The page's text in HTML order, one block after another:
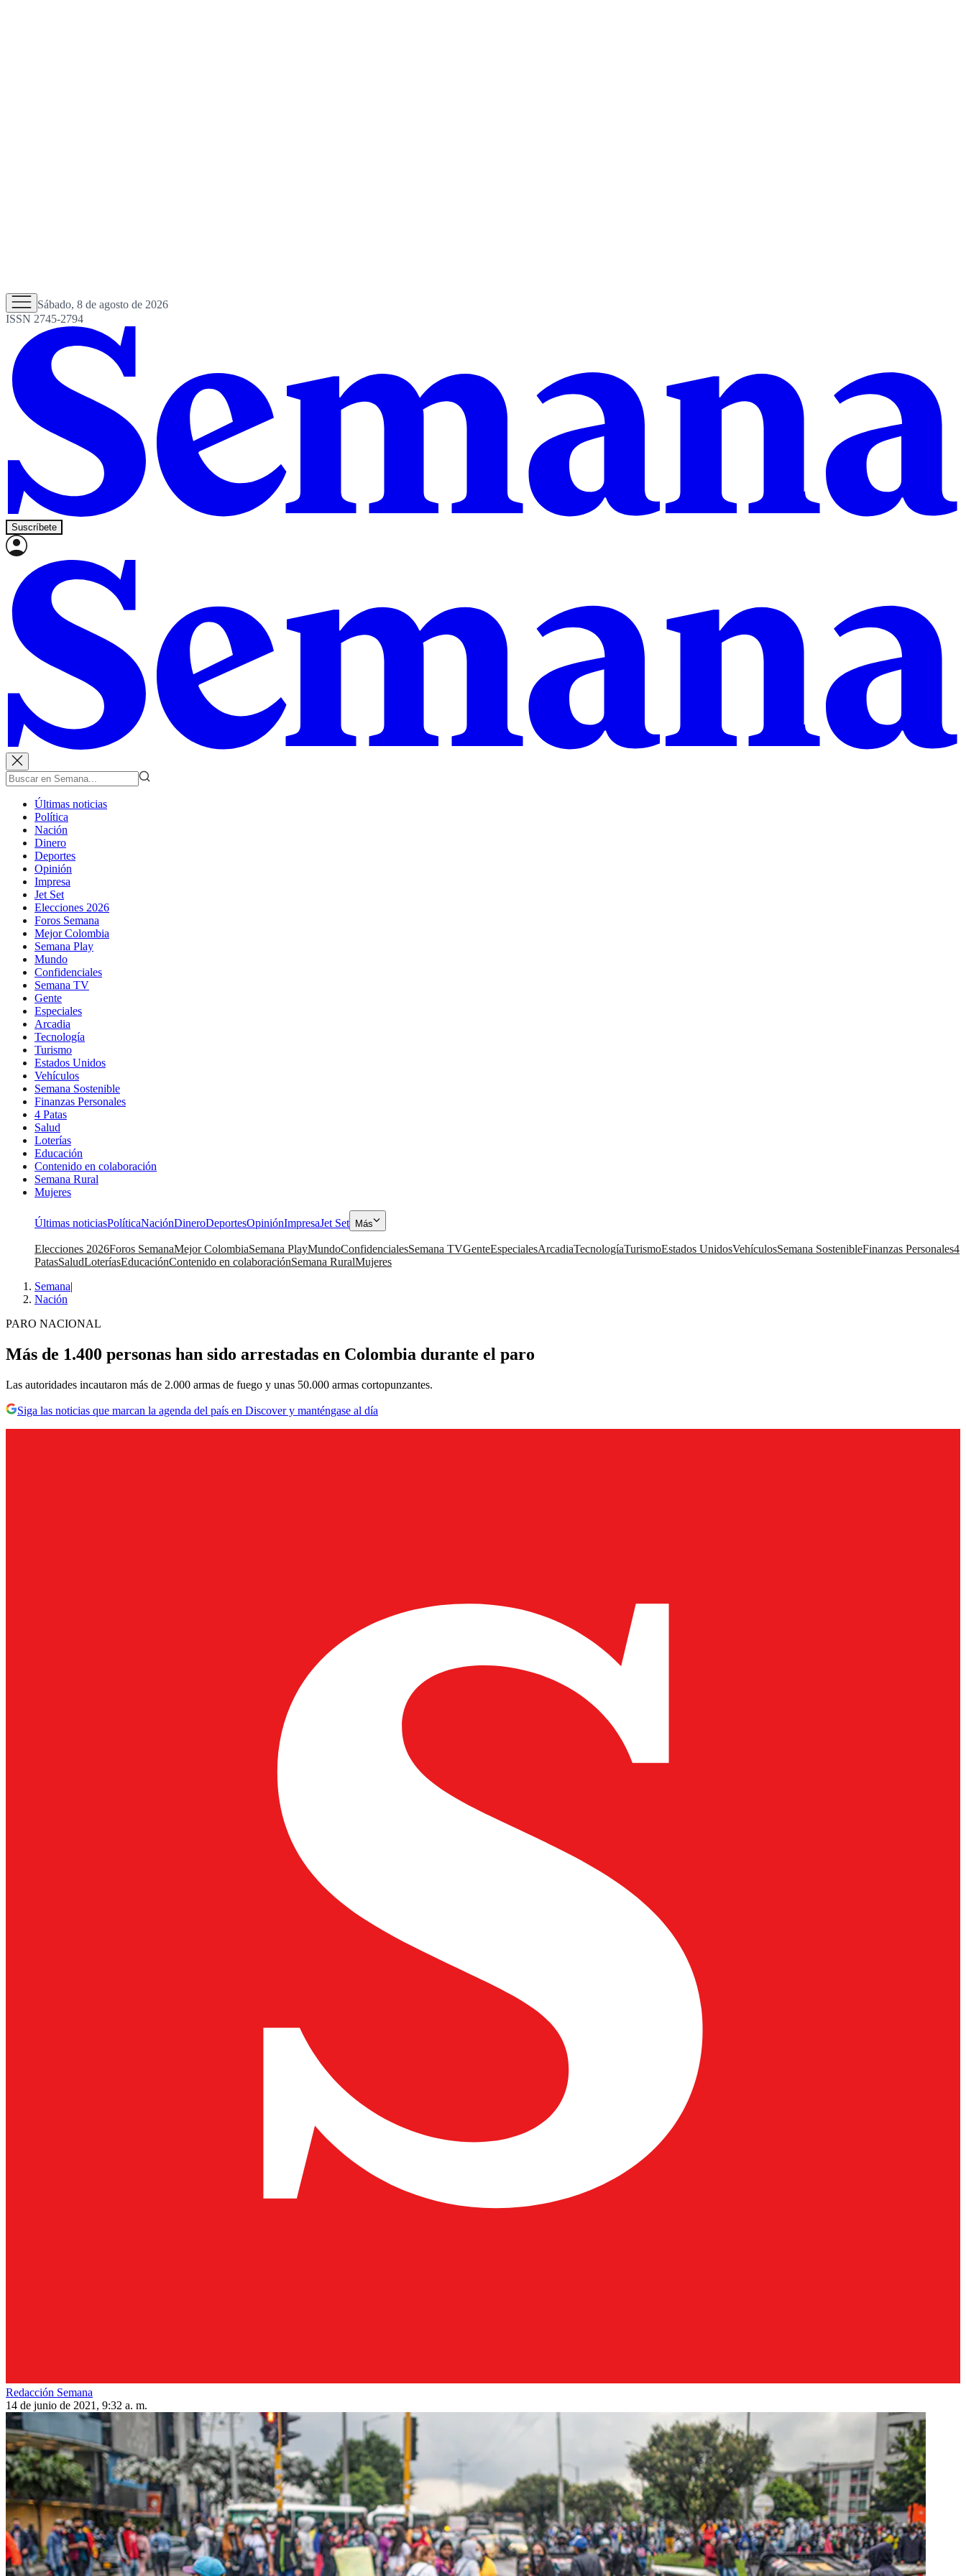
Sábado, 8 de agosto de 2026
ISSN 2745-2794
Suscríbete
Últimas noticias
Política
Nación
Dinero
Deportes
Opinión
Impresa
Jet Set
Elecciones 2026
Foros Semana
Mejor Colombia
Semana Play
Mundo
Confidenciales
Semana TV
Gente
Especiales
Arcadia
Tecnología
Turismo
Estados Unidos
Vehículos
Semana Sostenible
Finanzas Personales
4 Patas
Salud
Loterías
Educación
Contenido en colaboración
Semana Rural
Mujeres
Últimas noticiasPolíticaNaciónDineroDeportesOpiniónImpresaJet Set Más
Elecciones 2026Foros SemanaMejor ColombiaSemana PlayMundoConfidencialesSemana TVGenteEspecialesArcadiaTecnologíaTurismoEstados UnidosVehículosSemana SostenibleFinanzas Personales4
PatasSaludLoteríasEducaciónContenido en colaboraciónSemana RuralMujeres
Semana|
Nación
PARO NACIONAL
Más de 1.400 personas han sido arrestadas en Colombia durante el paro
Las autoridades incautaron más de 2.000 armas de fuego y unas 50.000 armas cortopunzantes.
Siga las noticias que marcan la agenda del país en Discover y manténgase al día
Redacción Semana
14 de junio de 2021, 9:32 a. m.